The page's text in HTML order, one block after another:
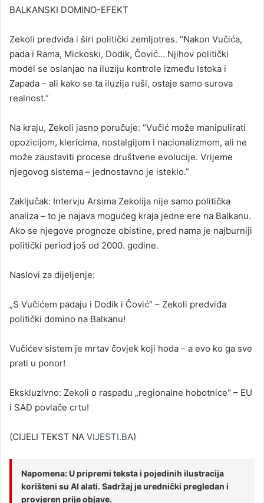
BALKANSKI DOMINO-EFEKT
Zekoli predviđa i širi politički zemljotres. “Nakon Vučića,
pada i Rama, Mickoski, Dodik, Čović… Njihov politički
model se oslanjao na iluziju kontrole između Istoka i
Zapada – ali kako se ta iluzija ruši, ostaje samo surova
realnost.”
Na kraju, Zekoli jasno poručuje: “Vučić može manipulirati
opozicijom, klericima, nostalgijom i nacionalizmom, ali ne
može zaustaviti procese društvene evolucije. Vrijeme
njegovog sistema – jednostavno je isteklo.”
Zaključak: Intervju Arsima Zekolija nije samo politička
analiza – to je najava mogućeg kraja jedne ere na Balkanu.
Ako se njegove prognoze obistine, pred nama je najburniji
politički period još od 2000. godine.
Naslovi za dijeljenje:
„S Vučićem padaju i Dodik i Čović“ – Zekoli predviđa
politički domino na Balkanu!
Vučićev sistem je mrtav čovjek koji hoda – a evo ko ga sve
prati u ponor!
Ekskluzivno: Zekoli o raspadu „regionalne hobotnice“ – EU
i SAD povlače crtu!
(CIJELI TEKST NA VIJESTI.BA)
Napomena: U pripremi teksta i pojedinih ilustracija
korišteni su AI alati. Sadržaj je urednički pregledan i
provjeren prije objave.